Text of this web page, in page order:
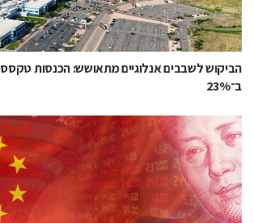
הביקוש לשבבים אנלוגיים מתאושש: הכנסות טקסס
ב־23%